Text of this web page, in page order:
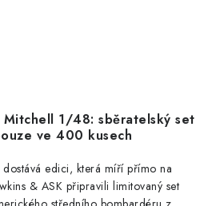
Mitchell 1/48: sběratelský set
ve 400 kusech
edici, která míří přímo na
& ASK připravili limitovaný set